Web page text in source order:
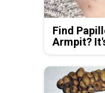
Find
Armpit?